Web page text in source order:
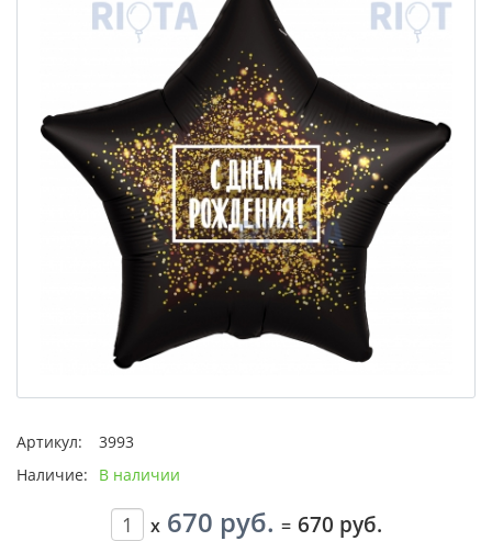
Артикул:
3993
Наличие:
В наличии
x 670 руб. = 670 руб.